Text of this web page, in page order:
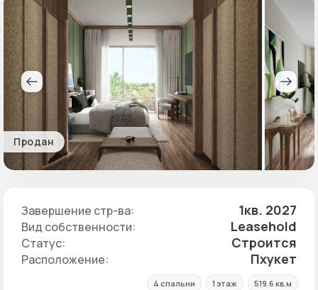
Продан
Завершение стр-ва: 1кв. 2027
Вид собственности: Leasehold
Статус: Строится
Расположение: Пхукет
4 спальни 1 этаж 519.6 кв.м